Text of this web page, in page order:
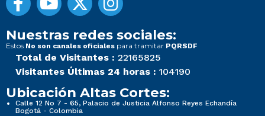
Nuestras redes sociales:
Estos No son canales oficiales para tramitar PQRSDF
Total de Visitantes : 22165825
Visitantes Últimas 24 horas : 104190
Ubicación Altas Cortes:
Calle 12 No 7 - 65, Palacio de Justicia Alfonso Reyes Echandía
Bogotá - Colombia